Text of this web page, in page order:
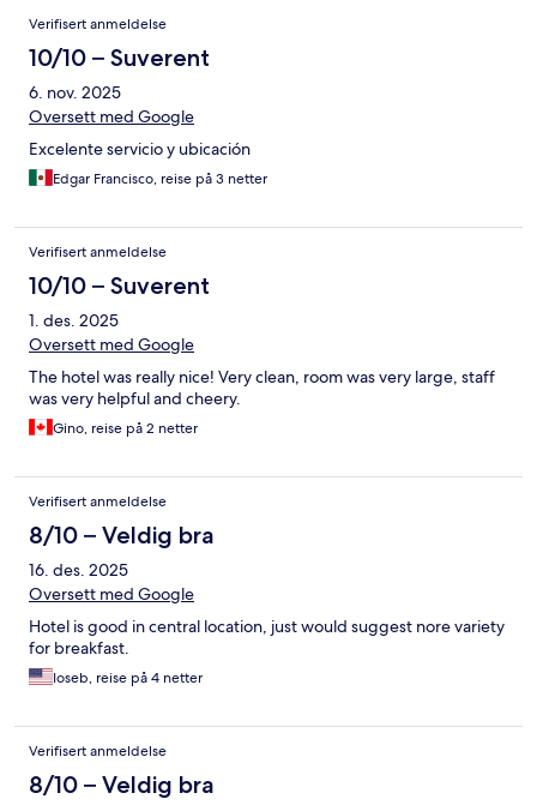
Verifisert anmeldelse
10/10 – Suverent
6. nov. 2025
Oversett med Google
Excelente servicio y ubicación
Edgar Francisco, reise på 3 netter
Verifisert anmeldelse
10/10 – Suverent
1. des. 2025
Oversett med Google
The hotel was really nice! Very clean, room was very large, staff
was very helpful and cheery.
Gino, reise på 2 netter
Verifisert anmeldelse
8/10 – Veldig bra
16. des. 2025
Oversett med Google
Hotel is good in central location, just would suggest nore variety
for breakfast.
Ioseb, reise på 4 netter
Verifisert anmeldelse
8/10 – Veldig bra